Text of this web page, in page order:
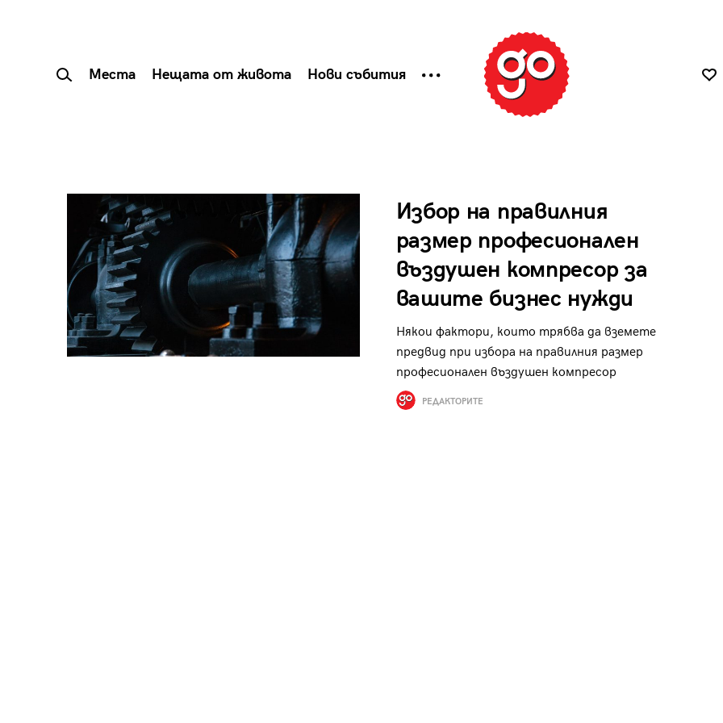
Места Нещата от живота Нови събития
Избор на правилния
размер професионален
въздушен компресор за
вашите бизнес нужди
Някои фактори, които трябва да вземете
предвид при избора на правилния размер
професионален въздушен компресор
РЕДАКТОРИТЕ
Tender is the Wine – Какво
се пие на Лазурния бряг